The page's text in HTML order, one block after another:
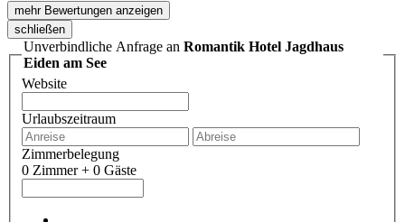
mehr Bewertungen anzeigen
schließen
Unverbindliche Anfrage an Romantik Hotel Jagdhaus
Eiden am See
Website
Urlaubszeitraum
Zimmerbelegung
0 Zimmer + 0 Gäste